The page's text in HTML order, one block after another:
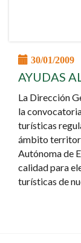
30/01/2009
AYUDAS
La Dirección
la
turísticas
ámbito
Autónoma de
calidad para
turísticas de